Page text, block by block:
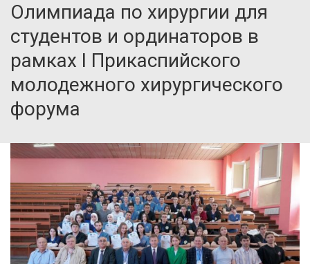
Олимпиада по хирургии для
студентов и ординаторов в
рамках I Прикаспийского
молодежного хирургического
форума